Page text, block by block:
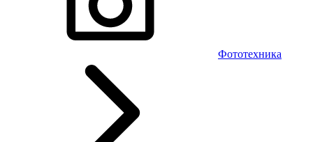
Фототехника